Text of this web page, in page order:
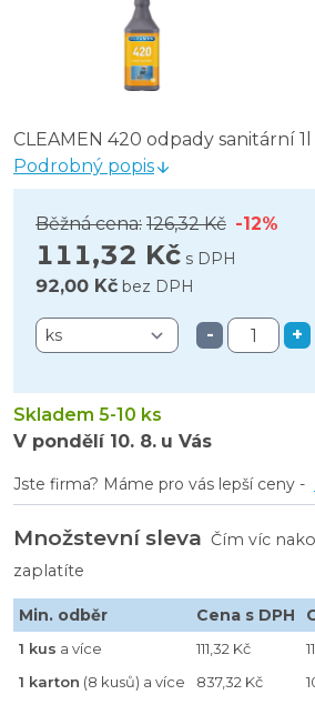
CLEAMEN 420 odpady sanitární 1l
Podrobný popis
Běžná cena: 126,32 Kč -12%
111,32 Kč s DPH
92,00 Kč bez DPH
- +
Skladem 5-10 ks
V pondělí 10. 8. u Vás
Jste firma? Máme pro vás lepší ceny -
Množstevní sleva Čím víc
zaplatíte
Min. odběr Cena s DPH
1 kus a více 111,32 Kč
1 karton (8 kusů) a více 837,32 Kč